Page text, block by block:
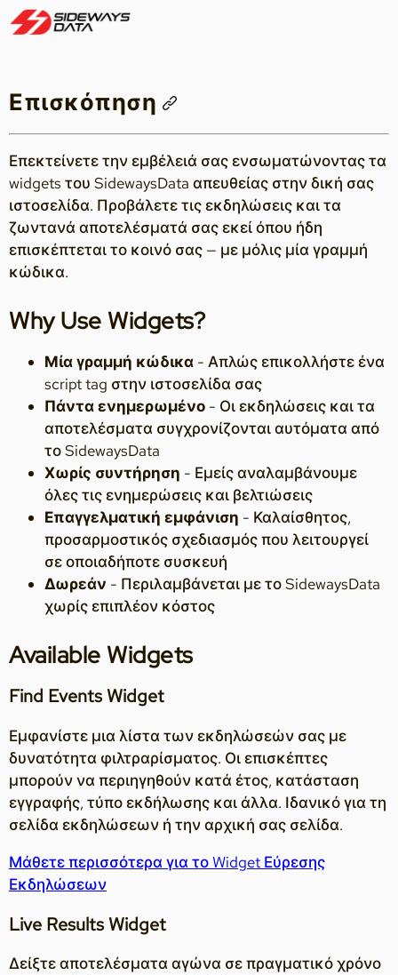
Επισκόπηση
Επεκτείνετε την εμβέλειά σας ενσωματώνοντας τα
widgets του SidewaysData απευθείας στην δική σας
ιστοσελίδα. Προβάλετε τις εκδηλώσεις και τα
ζωντανά αποτελέσματά σας εκεί όπου ήδη
επισκέπτεται το κοινό σας — με μόλις μία γραμμή
κώδικα.
Why Use Widgets?
Μία γραμμή κώδικα - Απλώς επικολλήστε ένα
script tag στην ιστοσελίδα σας
Πάντα ενημερωμένο - Οι εκδηλώσεις και τα
αποτελέσματα συγχρονίζονται αυτόματα από
το SidewaysData
Χωρίς συντήρηση - Εμείς αναλαμβάνουμε
όλες τις ενημερώσεις και βελτιώσεις
Επαγγελματική εμφάνιση - Καλαίσθητος,
προσαρμοστικός σχεδιασμός που λειτουργεί
σε οποιαδήποτε συσκευή
Δωρεάν - Περιλαμβάνεται με το SidewaysData
χωρίς επιπλέον κόστος
Available Widgets
Find Events Widget
Εμφανίστε μια λίστα των εκδηλώσεών σας με
δυνατότητα φιλτραρίσματος. Οι επισκέπτες
μπορούν να περιηγηθούν κατά έτος, κατάσταση
εγγραφής, τύπο εκδήλωσης και άλλα. Ιδανικό για τη
σελίδα εκδηλώσεων ή την αρχική σας σελίδα.
Μάθετε περισσότερα για το Widget Εύρεσης
Εκδηλώσεων
Live Results Widget
Δείξτε αποτελέσματα αγώνα σε πραγματικό χρόνο